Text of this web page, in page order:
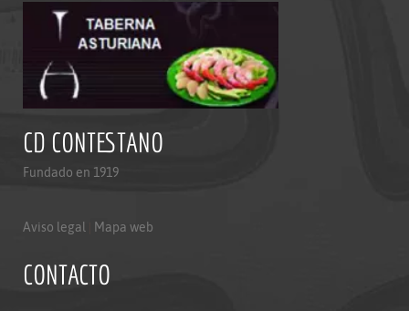
CD CONTESTANO
Fundado en 1919
Aviso legal Mapa web
CONTACTO